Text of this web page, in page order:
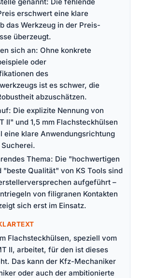
erschwert eine klare
das Werkzeug in der Preis-
überzeugt.
sich an: Ohne konkrete
oder
des
ist es schwer, die
abzuschätzen.
Die explizite Nennung von
II" und 1,5 mm Flachsteckhülsen
eine klare Anwendungsrichtung
Thema: Die "hochwertigen
"beste Qualität" von KS Tools sind
aufgeführt –
von filigranen Kontakten
sich erst im Einsatz.
Flachsteckhülsen, speziell vom
II, arbeitet, für den ist dieses
Das kann der Kfz-Mechaniker
oder auch der ambitionierte